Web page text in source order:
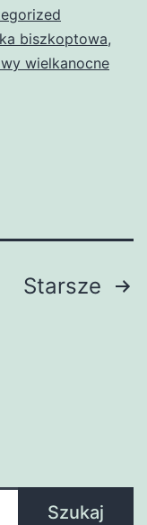
biszkoptowa,
wielkanocne
Starsze
Szukaj